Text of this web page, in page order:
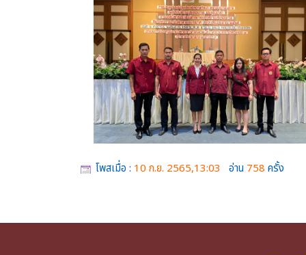
โพสเมื่อ : 10 ก.ย. 2565,13:03 อ่าน 758 ครั้ง